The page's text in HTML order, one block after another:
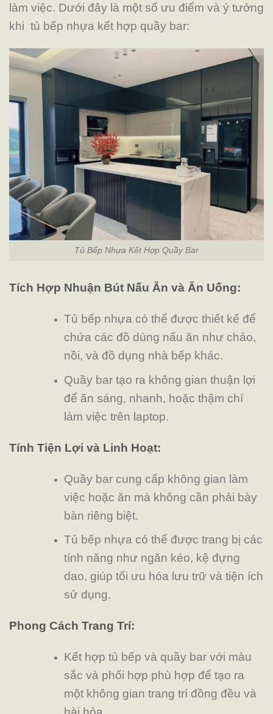
làm việc. Dưới đây là một số ưu điểm và ý tưởng
khi tủ bếp nhựa kết hợp quầy bar:
Tủ Bếp Nhựa Kết Hợp Quầy Bar
Tích Hợp Nhuận Bút Nấu Ăn và Ăn Uống:
Tủ bếp nhựa có thể được thiết kế để
chứa các đồ dùng nấu ăn như chảo,
nồi, và đồ dụng nhà bếp khác.
Quầy bar tạo ra không gian thuận lợi
để ăn sáng, nhanh, hoặc thậm chí
làm việc trên laptop.
Tính Tiện Lợi và Linh Hoạt:
Quầy bar cung cấp không gian làm
việc hoặc ăn mà không cần phải bày
bàn riêng biệt.
Tủ bếp nhựa có thể được trang bị các
tính năng như ngăn kéo, kệ đựng
dao, giúp tối ưu hóa lưu trữ và tiện ích
sử dụng.
Phong Cách Trang Trí:
Kết hợp tủ bếp và quầy bar với màu
sắc và phối hợp phù hợp để tạo ra
một không gian trang trí đồng đều và